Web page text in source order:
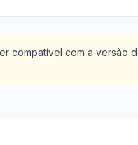
compatível com a versão